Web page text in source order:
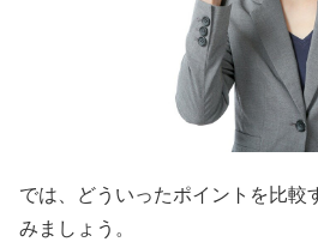
では、どういったポイントを比較
みましょう。